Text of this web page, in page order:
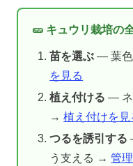
🥒 キュウリ栽培の
苗を選ぶ — 葉
を見る
植え付ける — ネ
→植え付けを見
つるを誘引する
う支える →管